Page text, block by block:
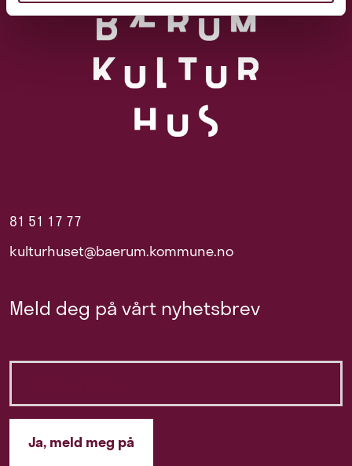
81 51 17 77
kulturhuset@baerum.kommune.no
Meld deg på vårt nyhetsbrev